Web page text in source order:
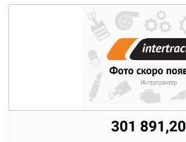
301 891,20